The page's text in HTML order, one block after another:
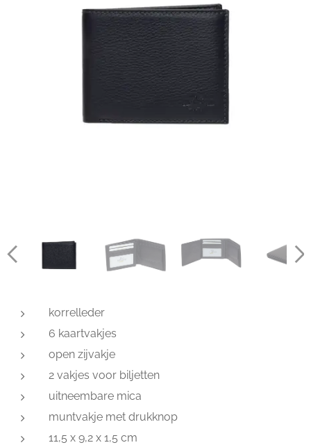
korrelleder
6 kaartvakjes
open zijvakje
2 vakjes voor biljetten
uitneembare mica
muntvakje met drukknop
11,5 x 9,2 x 1,5 cm